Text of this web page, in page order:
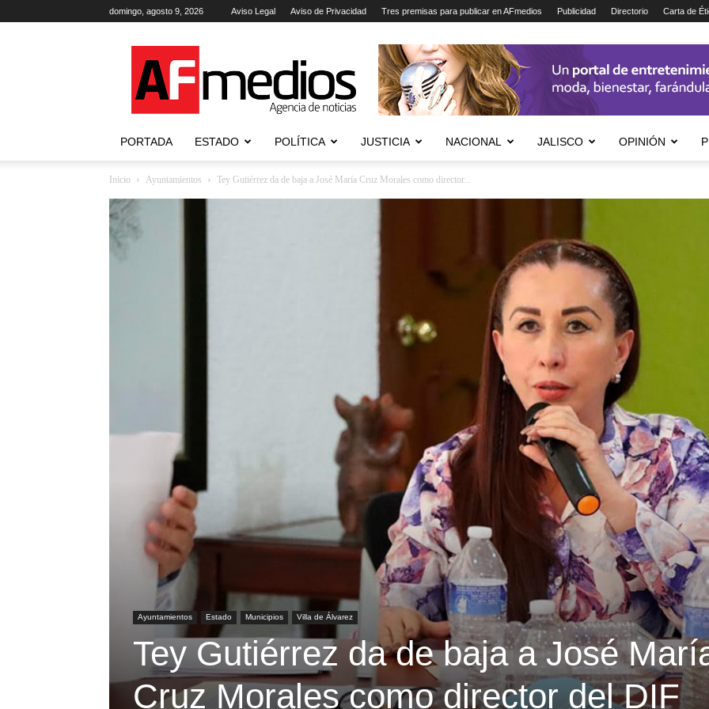
domingo, agosto 9, 2026 Aviso Legal Aviso de Privacidad Tres premisas para publicar en AFmedios Publicidad Directorio Carta de
Agencia
de
Noticias
PORTADA ESTADO POLÍTICA JUSTICIA NACIONAL JALISCO OPINIÓN
Inicio Ayuntamientos Tey Gutiérrez da de baja a José María Cruz Morales como director...
Ayuntamientos Estado Municipios Villa de Álvarez
Tey Gutiérrez da de baja a José
Cruz Morales como director del DIF